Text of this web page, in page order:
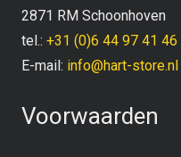
2871 RM Schoonhoven
tel.: +31 (0)6 44 97 41 46
E-mail: info@hart-store.nl
Voorwaarden